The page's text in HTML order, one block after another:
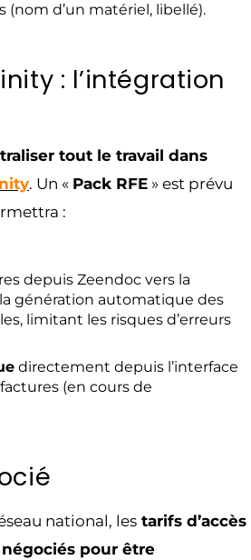
(nom d’un matériel, libellé).
: l’intégration
tout le travail dans
. Un « Pack RFE » est prévu
:
depuis Zeendoc vers la
génération automatique des
limitant les risques d’erreurs
directement depuis l’interface
(en cours de
national, les tarifs d’accès
pour être